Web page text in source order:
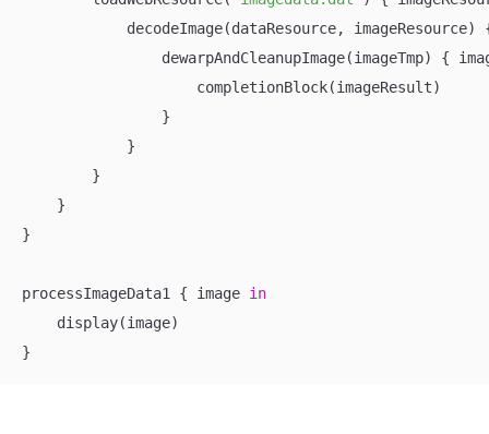
decodeImage(dataResource, imageResource)
dewarpAndCleanupImage(imageTmp) {
                    completionBlock(imageResult)
                }
            }
        }
    }
}
processImageData1 { image in
    display(image)
}